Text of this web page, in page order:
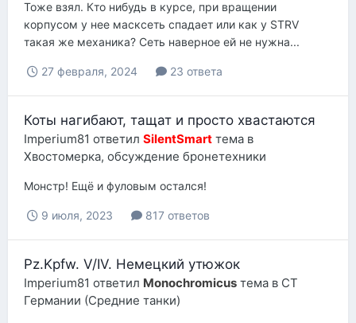
Тоже взял. Кто нибудь в курсе, при вращении
корпусом у нее масксеть спадает или как у STRV
такая же механика? Сеть наверное ей не нужна...
27 февраля, 2024 23 ответа
Коты нагибают, тащат и просто хвастаются
Imperium81 ответил SilentSmart тема в
Хвостомерка, обсуждение бронетехники
Монстр! Ещё и фуловым остался!
9 июля, 2023 817 ответов
Pz.Kpfw. V/IV. Немецкий утюжок
Imperium81 ответил Monochromicus тема в СТ
Германии (Средние танки)